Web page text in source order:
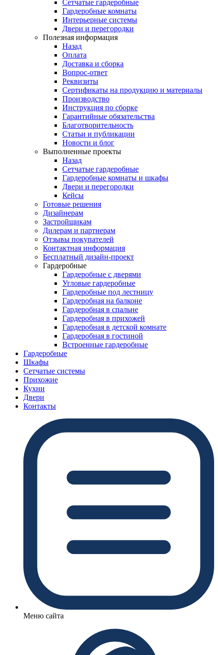
Сетчатые гардеробные
Гардеробные комнаты
Интерьерные системы
Двери и перегородки
Полезная информация
Назад
Оплата
Доставка и сборка
Вопрос-ответ
Реквизиты
Сертификаты на продукцию и материалы
Производство
Инструкция по сборке
Гарантийные обязательства
Благотворительность
Статьи и публикации
Новости и блог
Выполненные проекты
Назад
Сетчатые гардеробные
Гардеробные комнаты и шкафы
Двери и перегородки
Кейсы
Готовые решения
Дизайнерам
Застройщикам
Дилерам и партнерам
Отзывы покупателей
Контактная информация
Бесплатный дизайн-проект
Гардеробные
Гардеробные с дверями
Угловые гардеробные
Гардеробные под лестницу
Гардеробная на балконе
Гардеробная в спальне
Гардеробная в прихожей
Гардеробная в детской комнате
Гардеробная в гостиной
Встроенные гардеробные
Гардеробные
Шкафы
Сетчатые системы
Прихожие
Кухни
Двери
Контакты
Меню сайта